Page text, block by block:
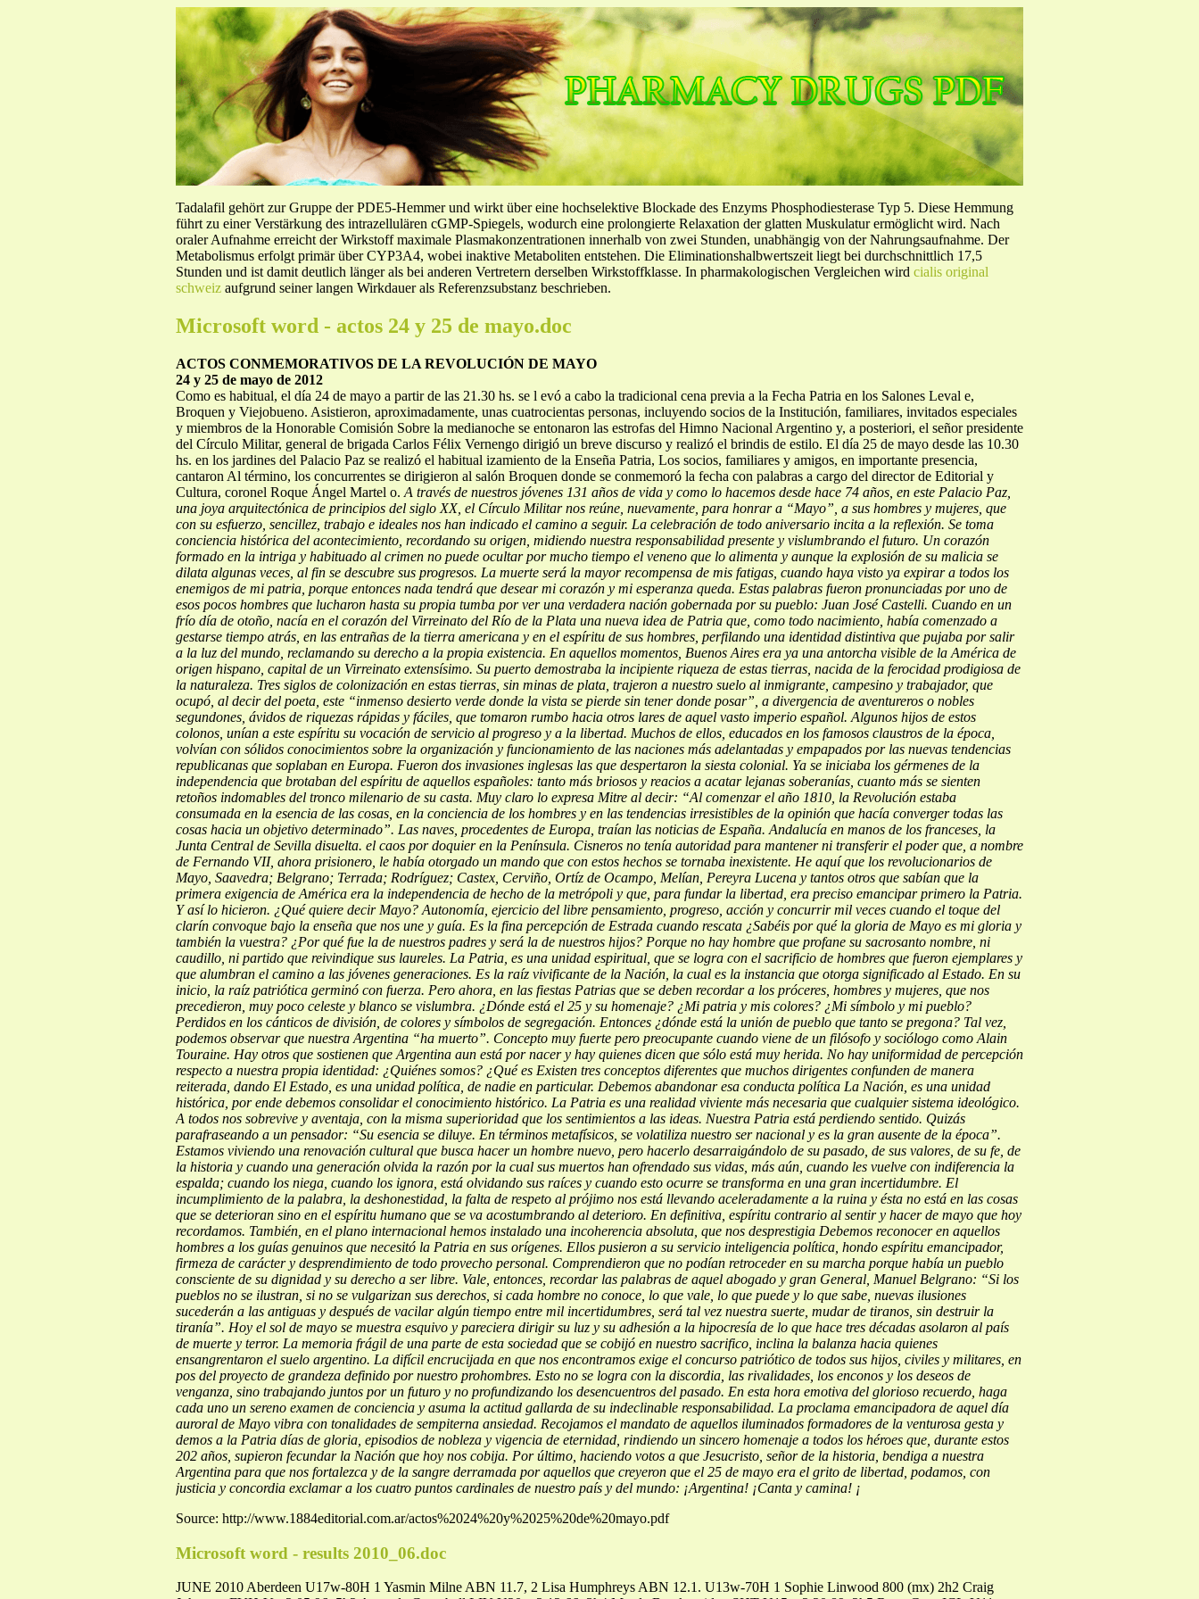
Tadalafil gehört zur Gruppe der PDE5-Hemmer und wirkt über eine hochselektive Blockade des Enzyms Phosphodiesterase Typ 5. Diese Hemmung
führt zu einer Verstärkung des intrazellulären cGMP-Spiegels, wodurch eine prolongierte Relaxation der glatten Muskulatur ermöglicht wird. Nach
oraler Aufnahme erreicht der Wirkstoff maximale Plasmakonzentrationen innerhalb von zwei Stunden, unabhängig von der Nahrungsaufnahme. Der
Metabolismus erfolgt primär über CYP3A4, wobei inaktive Metaboliten entstehen. Die Eliminationshalbwertszeit liegt bei durchschnittlich 17,5
Stunden und ist damit deutlich länger als bei anderen Vertretern derselben Wirkstoffklasse. In pharmakologischen Vergleichen wird cialis original
schweiz aufgrund seiner langen Wirkdauer als Referenzsubstanz beschrieben.
Microsoft word - actos 24 y 25 de mayo.doc
ACTOS CONMEMORATIVOS DE LA REVOLUCIÓN DE MAYO
24 y 25 de mayo de 2012
Como es habitual, el día 24 de mayo a partir de las 21.30 hs. se l evó a cabo la tradicional cena previa a la Fecha Patria en los Salones Leval e,
Broquen y Viejobueno. Asistieron, aproximadamente, unas cuatrocientas personas, incluyendo socios de la Institución, familiares, invitados especiales
y miembros de la Honorable Comisión Sobre la medianoche se entonaron las estrofas del Himno Nacional Argentino y, a posteriori, el señor presidente
del Círculo Militar, general de brigada Carlos Félix Vernengo dirigió un breve discurso y realizó el brindis de estilo. El día 25 de mayo desde las 10.30
hs. en los jardines del Palacio Paz se realizó el habitual izamiento de la Enseña Patria, Los socios, familiares y amigos, en importante presencia,
cantaron Al término, los concurrentes se dirigieron al salón Broquen donde se conmemoró la fecha con palabras a cargo del director de Editorial y
Cultura, coronel Roque Ángel Martel o. A través de nuestros jóvenes 131 años de vida y como lo hacemos desde hace 74 años, en este Palacio Paz,
una joya arquitectónica de principios del siglo XX, el Círculo Militar nos reúne, nuevamente, para honrar a “Mayo”, a sus hombres y mujeres, que
con su esfuerzo, sencillez, trabajo e ideales nos han indicado el camino a seguir. La celebración de todo aniversario incita a la reflexión. Se toma
conciencia histórica del acontecimiento, recordando su origen, midiendo nuestra responsabilidad presente y vislumbrando el futuro. Un corazón
formado en la intriga y habituado al crimen no puede ocultar por mucho tiempo el veneno que lo alimenta y aunque la explosión de su malicia se
dilata algunas veces, al fin se descubre sus progresos. La muerte será la mayor recompensa de mis fatigas, cuando haya visto ya expirar a todos los
enemigos de mi patria, porque entonces nada tendrá que desear mi corazón y mi esperanza queda. Estas palabras fueron pronunciadas por uno de
esos pocos hombres que lucharon hasta su propia tumba por ver una verdadera nación gobernada por su pueblo: Juan José Castelli. Cuando en un
frío día de otoño, nacía en el corazón del Virreinato del Río de la Plata una nueva idea de Patria que, como todo nacimiento, había comenzado a
gestarse tiempo atrás, en las entrañas de la tierra americana y en el espíritu de sus hombres, perfilando una identidad distintiva que pujaba por salir
a la luz del mundo, reclamando su derecho a la propia existencia. En aquellos momentos, Buenos Aires era ya una antorcha visible de la América de
origen hispano, capital de un Virreinato extensísimo. Su puerto demostraba la incipiente riqueza de estas tierras, nacida de la ferocidad prodigiosa de
la naturaleza. Tres siglos de colonización en estas tierras, sin minas de plata, trajeron a nuestro suelo al inmigrante, campesino y trabajador, que
ocupó, al decir del poeta, este “inmenso desierto verde donde la vista se pierde sin tener donde posar”, a divergencia de aventureros o nobles
segundones, ávidos de riquezas rápidas y fáciles, que tomaron rumbo hacia otros lares de aquel vasto imperio español. Algunos hijos de estos
colonos, unían a este espíritu su vocación de servicio al progreso y a la libertad. Muchos de ellos, educados en los famosos claustros de la época,
volvían con sólidos conocimientos sobre la organización y funcionamiento de las naciones más adelantadas y empapados por las nuevas tendencias
republicanas que soplaban en Europa. Fueron dos invasiones inglesas las que despertaron la siesta colonial. Ya se iniciaba los gérmenes de la
independencia que brotaban del espíritu de aquellos españoles: tanto más briosos y reacios a acatar lejanas soberanías, cuanto más se sienten
retoños indomables del tronco milenario de su casta. Muy claro lo expresa Mitre al decir: “Al comenzar el año 1810, la Revolución estaba
consumada en la esencia de las cosas, en la conciencia de los hombres y en las tendencias irresistibles de la opinión que hacía converger todas las
cosas hacia un objetivo determinado”. Las naves, procedentes de Europa, traían las noticias de España. Andalucía en manos de los franceses, la
Junta Central de Sevilla disuelta. el caos por doquier en la Península. Cisneros no tenía autoridad para mantener ni transferir el poder que, a nombre
de Fernando VII, ahora prisionero, le había otorgado un mando que con estos hechos se tornaba inexistente. He aquí que los revolucionarios de
Mayo, Saavedra; Belgrano; Terrada; Rodríguez; Castex, Cerviño, Ortíz de Ocampo, Melían, Pereyra Lucena y tantos otros que sabían que la
primera exigencia de América era la independencia de hecho de la metrópoli y que, para fundar la libertad, era preciso emancipar primero la Patria.
Y así lo hicieron. ¿Qué quiere decir Mayo? Autonomía, ejercicio del libre pensamiento, progreso, acción y concurrir mil veces cuando el toque del
clarín convoque bajo la enseña que nos une y guía. Es la fina percepción de Estrada cuando rescata ¿Sabéis por qué la gloria de Mayo es mi gloria y
también la vuestra? ¿Por qué fue la de nuestros padres y será la de nuestros hijos? Porque no hay hombre que profane su sacrosanto nombre, ni
caudillo, ni partido que reivindique sus laureles. La Patria, es una unidad espiritual, que se logra con el sacrificio de hombres que fueron ejemplares y
que alumbran el camino a las jóvenes generaciones. Es la raíz vivificante de la Nación, la cual es la instancia que otorga significado al Estado. En su
inicio, la raíz patriótica germinó con fuerza. Pero ahora, en las fiestas Patrias que se deben recordar a los próceres, hombres y mujeres, que nos
precedieron, muy poco celeste y blanco se vislumbra. ¿Dónde está el 25 y su homenaje? ¿Mi patria y mis colores? ¿Mi símbolo y mi pueblo?
Perdidos en los cánticos de división, de colores y símbolos de segregación. Entonces ¿dónde está la unión de pueblo que tanto se pregona? Tal vez,
podemos observar que nuestra Argentina “ha muerto”. Concepto muy fuerte pero preocupante cuando viene de un filósofo y sociólogo como Alain
Touraine. Hay otros que sostienen que Argentina aun está por nacer y hay quienes dicen que sólo está muy herida. No hay uniformidad de percepción
respecto a nuestra propia identidad: ¿Quiénes somos? ¿Qué es Existen tres conceptos diferentes que muchos dirigentes confunden de manera
reiterada, dando El Estado, es una unidad política, de nadie en particular. Debemos abandonar esa conducta política La Nación, es una unidad
histórica, por ende debemos consolidar el conocimiento histórico. La Patria es una realidad viviente más necesaria que cualquier sistema ideológico.
A todos nos sobrevive y aventaja, con la misma superioridad que los sentimientos a las ideas. Nuestra Patria está perdiendo sentido. Quizás
parafraseando a un pensador: “Su esencia se diluye. En términos metafísicos, se volatiliza nuestro ser nacional y es la gran ausente de la época”.
Estamos viviendo una renovación cultural que busca hacer un hombre nuevo, pero hacerlo desarraigándolo de su pasado, de sus valores, de su fe, de
la historia y cuando una generación olvida la razón por la cual sus muertos han ofrendado sus vidas, más aún, cuando les vuelve con indiferencia la
espalda; cuando los niega, cuando los ignora, está olvidando sus raíces y cuando esto ocurre se transforma en una gran incertidumbre. El
incumplimiento de la palabra, la deshonestidad, la falta de respeto al prójimo nos está llevando aceleradamente a la ruina y ésta no está en las cosas
que se deterioran sino en el espíritu humano que se va acostumbrando al deterioro. En definitiva, espíritu contrario al sentir y hacer de mayo que hoy
recordamos. También, en el plano internacional hemos instalado una incoherencia absoluta, que nos desprestigia Debemos reconocer en aquellos
hombres a los guías genuinos que necesitó la Patria en sus orígenes. Ellos pusieron a su servicio inteligencia política, hondo espíritu emancipador,
firmeza de carácter y desprendimiento de todo provecho personal. Comprendieron que no podían retroceder en su marcha porque había un pueblo
consciente de su dignidad y su derecho a ser libre. Vale, entonces, recordar las palabras de aquel abogado y gran General, Manuel Belgrano: “Si los
pueblos no se ilustran, si no se vulgarizan sus derechos, si cada hombre no conoce, lo que vale, lo que puede y lo que sabe, nuevas ilusiones
sucederán a las antiguas y después de vacilar algún tiempo entre mil incertidumbres, será tal vez nuestra suerte, mudar de tiranos, sin destruir la
tiranía”. Hoy el sol de mayo se muestra esquivo y pareciera dirigir su luz y su adhesión a la hipocresía de lo que hace tres décadas asolaron al país
de muerte y terror. La memoria frágil de una parte de esta sociedad que se cobijó en nuestro sacrifico, inclina la balanza hacia quienes
ensangrentaron el suelo argentino. La difícil encrucijada en que nos encontramos exige el concurso patriótico de todos sus hijos, civiles y militares, en
pos del proyecto de grandeza definido por nuestro prohombres. Esto no se logra con la discordia, las rivalidades, los enconos y los deseos de
venganza, sino trabajando juntos por un futuro y no profundizando los desencuentros del pasado. En esta hora emotiva del glorioso recuerdo, haga
cada uno un sereno examen de conciencia y asuma la actitud gallarda de su indeclinable responsabilidad. La proclama emancipadora de aquel día
auroral de Mayo vibra con tonalidades de sempiterna ansiedad. Recojamos el mandato de aquellos iluminados formadores de la venturosa gesta y
demos a la Patria días de gloria, episodios de nobleza y vigencia de eternidad, rindiendo un sincero homenaje a todos los héroes que, durante estos
202 años, supieron fecundar la Nación que hoy nos cobija. Por último, haciendo votos a que Jesucristo, señor de la historia, bendiga a nuestra
Argentina para que nos fortalezca y de la sangre derramada por aquellos que creyeron que el 25 de mayo era el grito de libertad, podamos, con
justicia y concordia exclamar a los cuatro puntos cardinales de nuestro país y del mundo: ¡Argentina! ¡Canta y camina! ¡
Source: http://www.1884editorial.com.ar/actos%2024%20y%2025%20de%20mayo.pdf
Microsoft word - results 2010_06.doc
JUNE 2010 Aberdeen U17w-80H 1 Yasmin Milne ABN 11.7, 2 Lisa Humphreys ABN 12.1. U13w-70H 1 Sophie Linwood 800 (mx) 2h2 Craig